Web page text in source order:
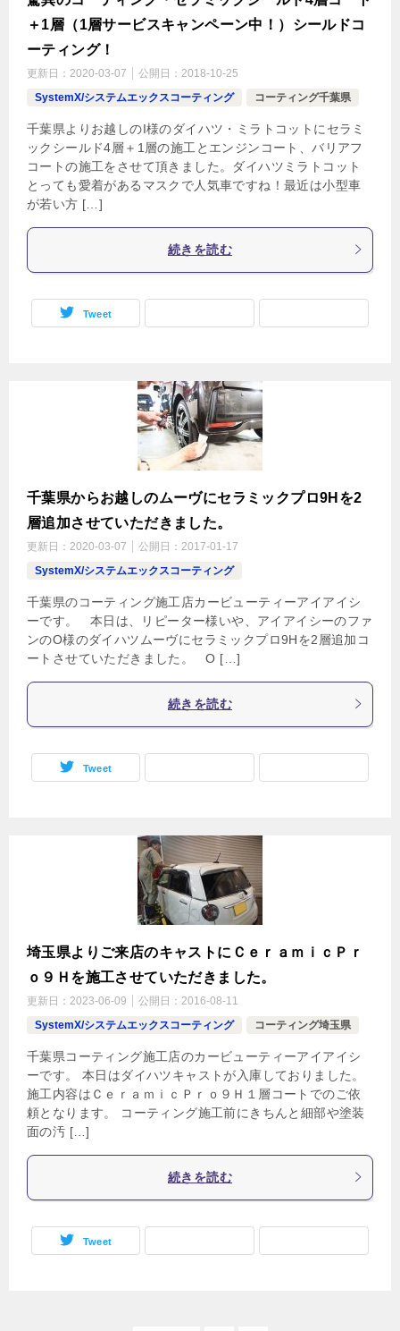
＋1層（1層サービスキャンペーン中！）シールドコ
ーティング！
更新日： 2020-03-07 公開日： 2018-10-25
SystemX/システムエックスコーティング
コーティング千葉県
千葉県よりお越しのI様のダイハツ・ミラトコットにセラミ
ックシールド4層＋1層の施工とエンジンコート、バリアフ
コートの施工をさせて頂きました。ダイハツミラトコット
とっても愛着があるマスクで人気車ですね！最近は小型車
が若い方 […]
続きを読む
Tweet
千葉県からお越しのムーヴにセラミックプロ9Hを2
層追加させていただきました。
更新日： 2020-03-07 公開日： 2017-01-17
SystemX/システムエックスコーティング
千葉県のコーティング施工店カービューティーアイアイシ
ーです。 本日は、リピーター様いや、アイアイシーのファ
ンのO様のダイハツムーヴにセラミックプロ9Hを2層追加コ
ートさせていただきました。 O […]
続きを読む
Tweet
埼玉県よりご来店のキャストにＣｅｒａｍｉｃＰｒ
ｏ９Ｈを施工させていただきました。
更新日： 2023-06-09 公開日： 2016-08-11
SystemX/システムエックスコーティング
コーティング埼玉県
千葉県コーティング施工店のカービューティーアイアイシ
ーです。 本日はダイハツキャストが入庫しておりました。
施工内容はＣｅｒａｍｉｃＰｒｏ９Ｈ１層コートでのご依
頼となります。 コーティング施工前にきちんと細部や塗装
面の汚 […]
続きを読む
Tweet